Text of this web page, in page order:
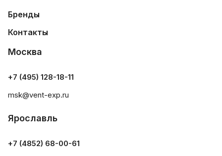
Бренды
Контакты
Москва
+7 (495) 128-18-11
msk@vent-exp.ru
Ярославль
+7 (4852) 68-00-61